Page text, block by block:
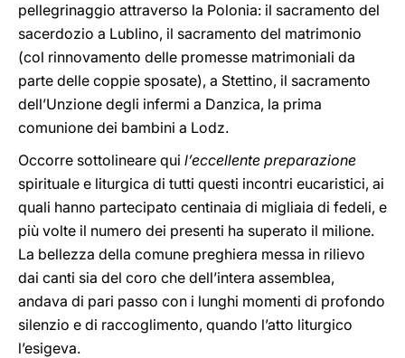
pellegrinaggio attraverso la Polonia: il sacramento del
sacerdozio a Lublino, il sacramento del matrimonio
(col rinnovamento delle promesse matrimoniali da
parte delle coppie sposate), a Stettino, il sacramento
dell’Unzione degli infermi a Danzica, la prima
comunione dei bambini a Lodz.
Occorre sottolineare qui l’eccellente preparazione
spirituale e liturgica di tutti questi incontri eucaristici, ai
quali hanno partecipato centinaia di migliaia di fedeli, e
più volte il numero dei presenti ha superato il milione.
La bellezza della comune preghiera messa in rilievo
dai canti sia del coro che dell’intera assemblea,
andava di pari passo con i lunghi momenti di profondo
silenzio e di raccoglimento, quando l’atto liturgico
l’esigeva.